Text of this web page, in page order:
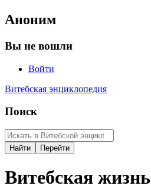
Аноним
Вы не вошли
Войти
Витебская энциклопедия
Поиск
Витебская жизнь